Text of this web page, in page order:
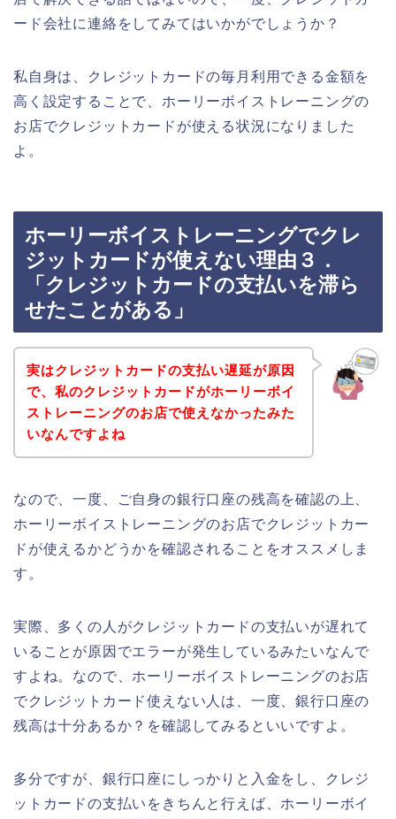
ード会社に連絡をしてみてはいかがでしょうか？
私自身は、クレジットカードの毎月利用できる金額を
高く設定することで、ホーリーボイストレーニングの
お店でクレジットカードが使える状況になりました
よ。
ホーリーボイストレーニングでクレ
ジットカードが使えない理由３．
「クレジットカードの支払いを滞ら
せたことがある」
実はクレジットカードの支払い遅延が原因
で、私のクレジットカードがホーリーボイ
ストレーニングのお店で使えなかったみた
いなんですよね
なので、一度、ご自身の銀行口座の残高を確認の上、
ホーリーボイストレーニングのお店でクレジットカー
ドが使えるかどうかを確認されることをオススメしま
す。
実際、多くの人がクレジットカードの支払いが遅れて
いることが原因でエラーが発生しているみたいなんで
すよね。なので、ホーリーボイストレーニングのお店
でクレジットカード使えない人は、一度、銀行口座の
残高は十分あるか？を確認してみるといいですよ。
多分ですが、銀行口座にしっかりと入金をし、クレジ
ットカードの支払いをきちんと行えば、ホーリーボイ